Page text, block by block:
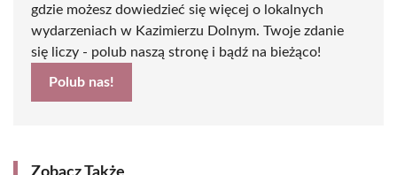
gdzie możesz dowiedzieć się więcej o lokalnych
wydarzeniach w Kazimierzu Dolnym. Twoje zdanie
się liczy - polub naszą stronę i bądź na bieżąco!
Polub nas!